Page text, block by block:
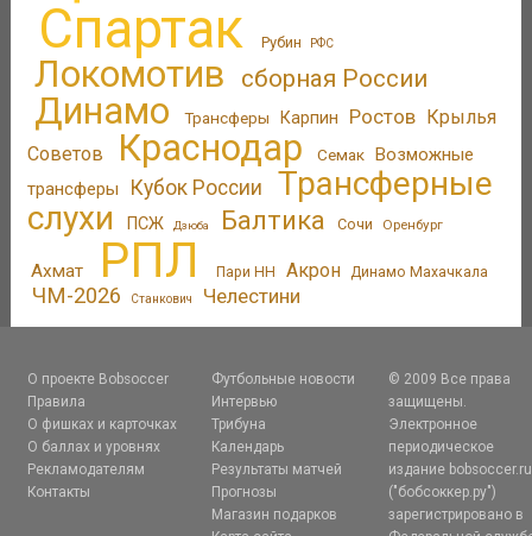
Спартак Рубин РФС
Локомотив сборная России
Динамо Трансферы Карпин Ростов Крылья
Советов
Краснодар Семак Возможные
трансферы
Кубок России
Трансферные
слухи
ПСЖ Дзюба Балтика Сочи Оренбург
Ахмат РПЛ Пари НН Акрон Динамо Махачкала
ЧМ-2026 Станкович Челестини
О проекте Bobsoccer
Правила
О фишках и карточках
О баллах и уровнях
Рекламодателям
Контакты
Футбольные новости
Интервью
Трибуна
Календарь
Результаты матчей
Прогнозы
Магазин подарков
© 2009 Все права
защищены.
Электронное
периодическое
издание bobsoccer.ru
("бобсоккер.ру")
зарегистрировано в